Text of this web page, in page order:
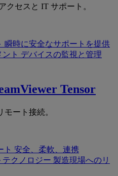
クセスと IT サポート。
瞬時に安全なサポートを提供
ト デバイスの監視と管理
Tensor
ート接続。
ト 安全、柔軟、連携
テクノロジー 製造現場へのリ